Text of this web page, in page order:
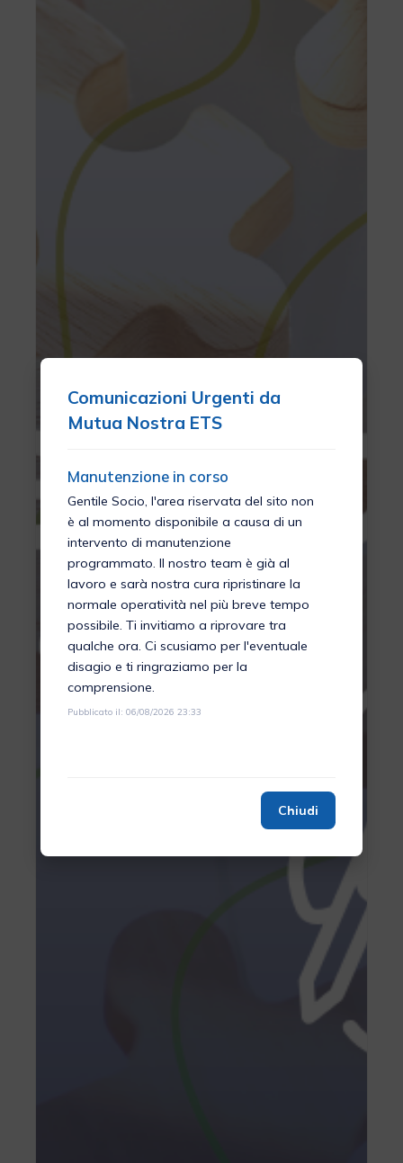
Comunicazioni Urgenti da
Mutua Nostra ETS
Manutenzione in corso
Gentile Socio, l'area riservata del sito non
è al momento disponibile a causa di un
intervento di manutenzione
programmato. Il nostro team è già al
lavoro e sarà nostra cura ripristinare la
normale operatività nel più breve tempo
possibile. Ti invitiamo a riprovare tra
qualche ora. Ci scusiamo per l'eventuale
disagio e ti ringraziamo per la
comprensione.
Pubblicato il: 06/08/2026 23:33
Chiudi